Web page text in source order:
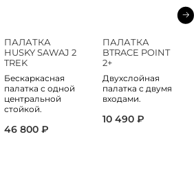
ПАЛАТКА
HUSKY SAWAJ 2
TREK
Бескаркасная
палатка с одной
центральной
стойкой.
46 800 ₽
ПАЛАТКА
BTRACE POINT
2+
Двухслойная
палатка с двумя
входами.
10 490 ₽